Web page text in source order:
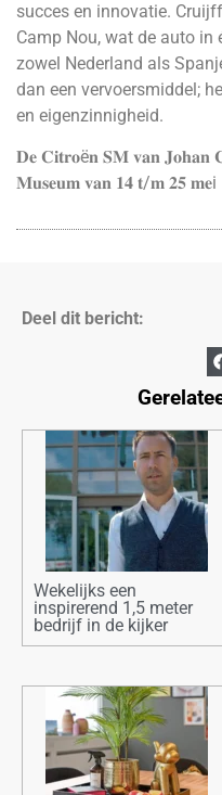
succes en innovatie.
Camp Nou, wat de auto
zowel Nederland als
dan een vervoersmiddel;
en eigenzinnigheid.
𝐃𝐞 𝐂𝐢𝐭𝐫𝐨ë𝐧 𝐒𝐌 𝐯𝐚𝐧 𝐉𝐨𝐡𝐚𝐧
𝐌𝐮𝐬𝐞𝐮𝐦 𝐯𝐚𝐧 𝟏𝟒 𝐭/𝐦 𝟐𝟓 𝐦𝐞i
Deel dit bericht:
Wekelijks een
inspirerend 1,5 meter
bedrijf in de kijker